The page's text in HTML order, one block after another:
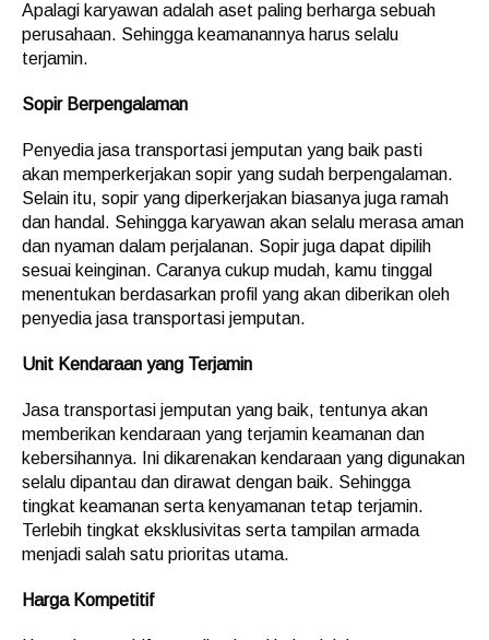
Apalagi karyawan adalah aset paling berharga sebuah
perusahaan. Sehingga keamanannya harus selalu
terjamin.
SopirBerpengalaman
Penyedia jasa transportasi jemputan yang baik pasti
akan memperkerjakan sopir yang sudah berpengalaman.
Selain itu, sopir yang diperkerjakan biasanya juga ramah
dan handal. Sehingga karyawan akan selalu merasa aman
dan nyaman dalam perjalanan. Sopir juga dapat dipilih
sesuai keinginan. Caranya cukup mudah, kamu tinggal
menentukan berdasarkan profil yang akan diberikan oleh
penyedia jasa transportasi jemputan.
Unit Kendaraan yang Terjamin
Jasa transportasi jemputan yang baik, tentunya akan
memberikan kendaraan yang terjamin keamanan dan
kebersihannya. Ini dikarenakan kendaraan yang digunakan
selalu dipantau dan dirawat dengan baik. Sehingga
tingkat keamanan serta kenyamanan tetap terjamin.
Terlebih tingkat eksklusivitas serta tampilan armada
menjadi salah satu prioritas utama.
Harga Kompetitif